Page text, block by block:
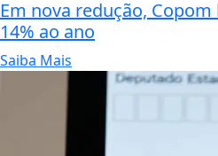
Em nova redução,
14% ao ano
Saiba Mais